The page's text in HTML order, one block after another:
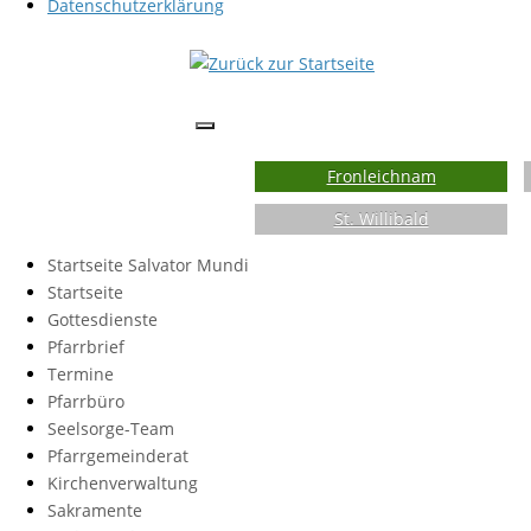
Datenschutzerklärung
Fronleichnam
St. Willibald
Startseite Salvator Mundi
Startseite
Gottesdienste
Pfarrbrief
Termine
Pfarrbüro
Seelsorge-Team
Pfarrgemeinderat
Kirchenverwaltung
Sakramente